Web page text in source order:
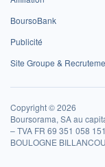
BoursoBank
Publicité
Site Groupe &
Copyright © 2026
Boursorama, SA au
– TVA FR 69 351 058
BOULOGNE